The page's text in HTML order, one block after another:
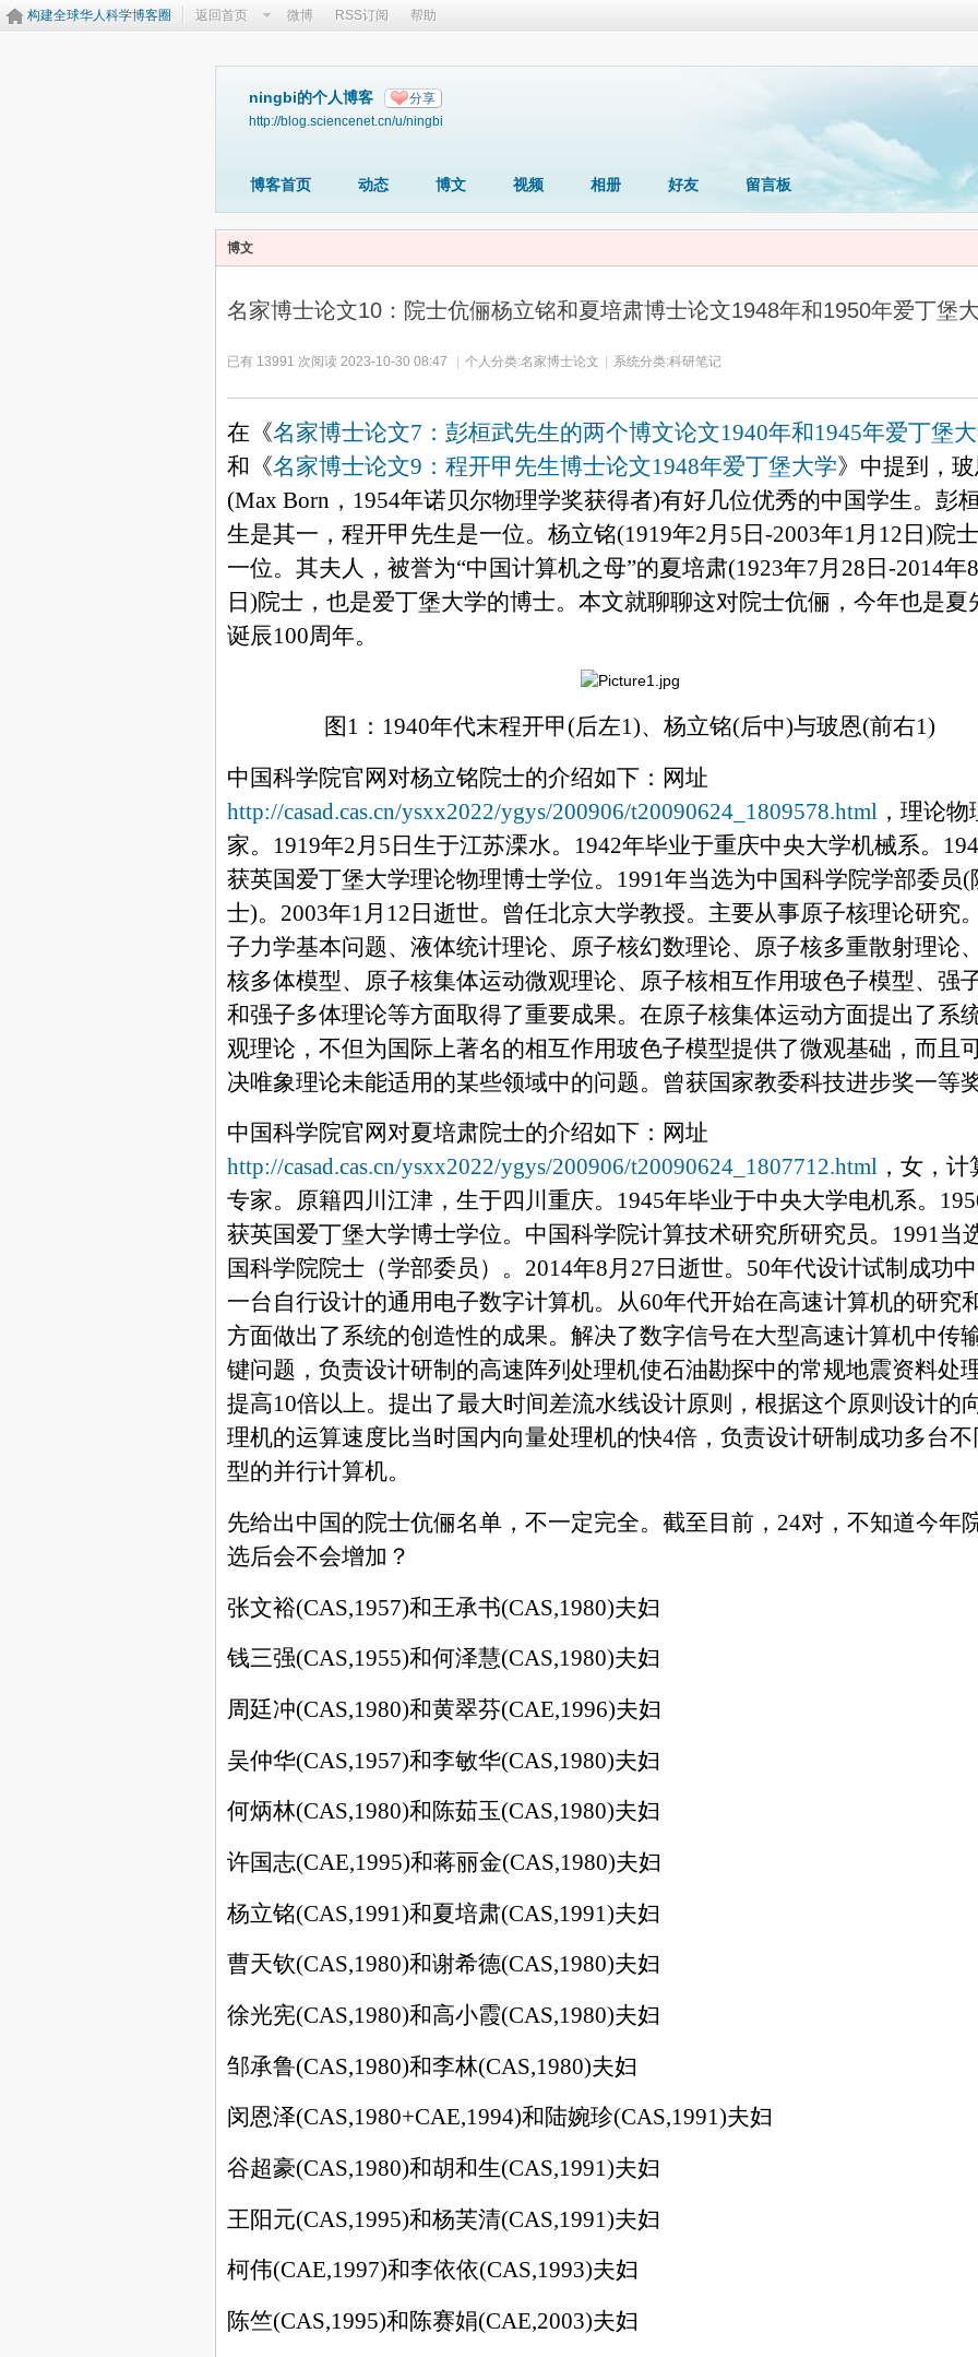
构建全球华人科学博客圈 返回首页 微博 RSS订阅 帮助
ningbi的个人博客 分享
http://blog.sciencenet.cn/u/ningbi
博客首页 动态 博文 视频 相册 好友 留言板
博文
名家博士论文10：院士伉俪杨立铭和夏培肃博士论文1948年和1950年爱丁堡
已有 13991 次阅读 2023-10-30 08:47 个人分类:名家博士论文 系统分类:科研笔记
在《名家博士论文7 ：彭桓武先生的两个博文论文1940年和1945年爱丁堡
和《名家博士论文9 ：程开甲先生博士论文1948年爱丁堡大学》中提到，
(Max Born ， 1954年诺贝尔物理学奖获得者)有好几位优秀的中国学生。彭
生是其一，程开甲先生是一位。杨立铭(1919年2 月 5 日 -2003年1 月 12 日 )院
一位。其夫人，被誉为“中国计算机之母”的夏培肃(1923年7 月 28 日 -2014年8
日 )院士，也是爱丁堡大学的博士。本文就聊聊这对院士伉俪，今年也是夏
诞辰100周年。
图 1 ： 1940年代末程开甲 (后左1)、杨立铭(后中)与玻恩(前右1)
中国科学院官网对杨立铭院士的介绍如下：网址
http://casad.cas.cn/ysxx2022/ygys/200906/t20090624_1809578.html ，理论物
家。 1919年2 月 5 日生于江苏溧水。 1942年毕业于重庆中央大学机械系。
获英国爱丁堡大学理论物理博士学位。 1991年当选为中国科学院学部委员(
士)。 2003年1 月 12 日逝世。曾任北京大学教授。主要从事原子核理论研究
子力学基本问题、液体统计理论、原子核幻数理论、原子核多重散射理论
核多体模型、原子核集体运动微观理论、原子核相互作用玻色子模型、强
和强子多体理论等方面取得了重要成果。在原子核集体运动方面提出了系
观理论，不但为国际上著名的相互作用玻色子模型提供了微观基础，而且
决唯象理论未能适用的某些领域中的问题。曾获国家教委科技进步奖一等
中国科学院官网对夏培肃院士的介绍如下：网址
http://casad.cas.cn/ysxx2022/ygys/200906/t20090624_1807712.html ，女，计
专家。原籍四川江津，生于四川重庆。 1945年毕业于中央大学电机系。
获英国爱丁堡大学博士学位。中国科学院计算技术研究所研究员。 1991当
国科学院院士（学部委员）。 2014年8月 27 日逝世。 50年代设计试制成功
一台自行设计的通用电子数字计算机。从60年代开始在高速计算机的研究
方面做出了系统的创造性的成果。解决了数字信号在大型高速计算机中传
键问题，负责设计研制的高速阵列处理机使石油勘探中的常规地震资料处
提高10倍以上。提出了最大时间差流水线设计原则，根据这个原则设计的
理机的运算速度比当时国内向量处理机的快4倍，负责设计研制成功多台不
型的并行计算机。
先给出中国的院士伉俪名单，不一定完全。截至目前， 24对，不知道今年
选后会不会增加？
张文裕(CAS,1957)和王承书(CAS,1980)夫妇
钱三强(CAS,1955)和何泽慧(CAS,1980)夫妇
周廷冲(CAS,1980)和黄翠芬(CAE,1996)夫妇
吴仲华(CAS,1957)和李敏华(CAS,1980)夫妇
何炳林(CAS,1980)和陈茹玉(CAS,1980)夫妇
许国志(CAE,1995)和蒋丽金(CAS,1980)夫妇
杨立铭(CAS,1991)和夏培肃(CAS,1991)夫妇
曹天钦(CAS,1980)和谢希德(CAS,1980)夫妇
徐光宪(CAS,1980)和高小霞(CAS,1980)夫妇
邹承鲁(CAS,1980)和李林(CAS,1980)夫妇
闵恩泽(CAS,1980+CAE,1994)和陆婉珍(CAS,1991)夫妇
谷超豪(CAS,1980)和胡和生(CAS,1991)夫妇
王阳元(CAS,1995)和杨芙清(CAS,1991)夫妇
柯伟(CAE,1997)和李依依(CAS,1993)夫妇
陈竺(CAS,1995)和陈赛娟(CAE,2003)夫妇